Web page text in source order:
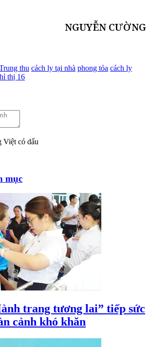
NGUYỄN CƯỜNG
thu cách ly tại nhà phong tỏa cách ly
thị 16
Việt có dấu
mục
trang tương lai” tiếp sức
cảnh khó khăn